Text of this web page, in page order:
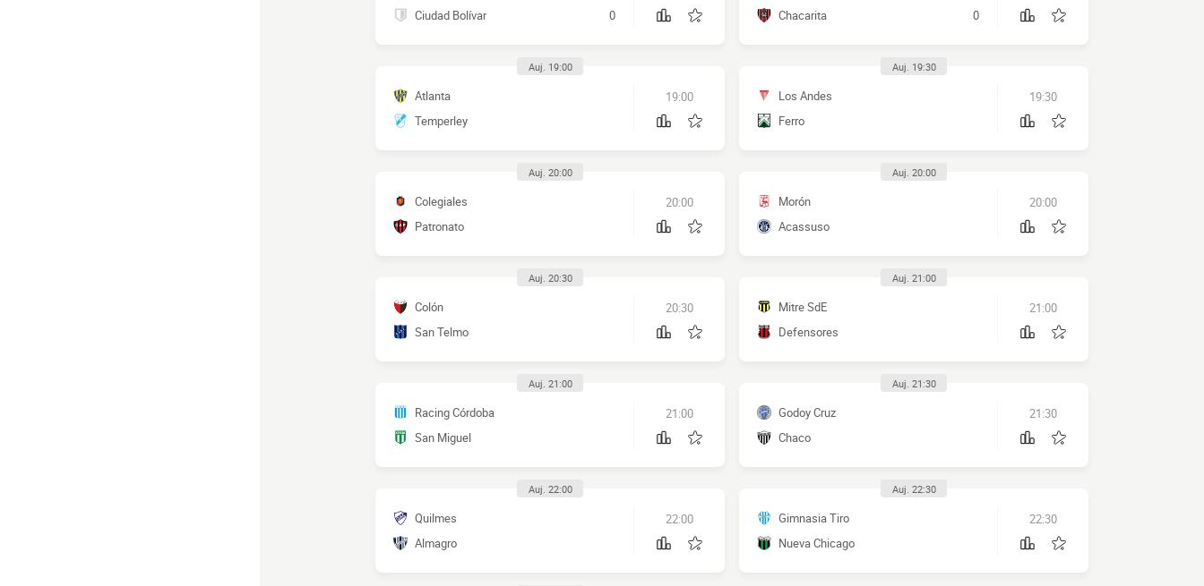
Ciudad Bolívar
0
Chacarita
0
Auj. 19:00
Atlanta
Temperley
19:00
Auj. 19:30
Los Andes
Ferro
19:30
Auj. 20:00
Colegiales
Patronato
20:00
Auj. 20:00
Morón
Acassuso
20:00
Auj. 20:30
Colón
San Telmo
20:30
Auj. 21:00
Mitre SdE
Defensores
21:00
Auj. 21:00
Racing Córdoba
San Miguel
21:00
Auj. 21:30
Godoy Cruz
Chaco
21:30
Auj. 22:00
Quilmes
Almagro
22:00
Auj. 22:30
Gimnasia Tiro
Nueva Chicago
22:30